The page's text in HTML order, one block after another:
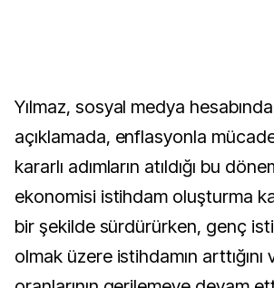
Yılmaz, sosyal medya
açıklamada, enflasyonla
kararlı adımların atıldığı bu
ekonomisi istihdam oluşturma
bir şekilde sürdürürken, genç
olmak üzere istihdamın arttığını